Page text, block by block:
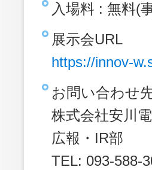
入場料 : 無料(
展示会URL
https://innov-
お問い合わせ
株式会社安川
広報・IR部
TEL: 093-588-